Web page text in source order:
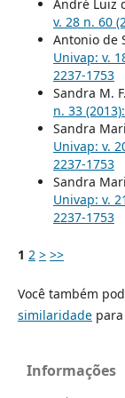
André Luiz
v. 28 n. 60
Antonio de
Univap: v.
2237-1753
Sandra M.
n. 33
Sandra
Univap: v.
2237-1753
Sandra
Univap: v.
2237-1753
1 2 > >>
Você também
similaridadepara
Informações